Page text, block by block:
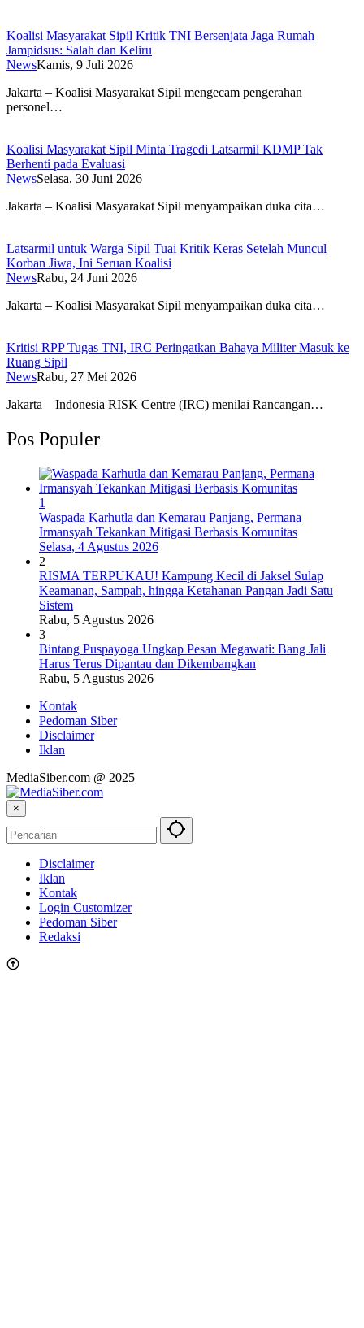
Koalisi Masyarakat Sipil Kritik TNI Bersenjata Jaga Rumah
Jampidsus: Salah dan Keliru
NewsKamis, 9 Juli 2026
Jakarta – Koalisi Masyarakat Sipil mengecam pengerahan
personel…
Koalisi Masyarakat Sipil Minta Tragedi Latsarmil KDMP Tak
Berhenti pada Evaluasi
NewsSelasa, 30 Juni 2026
Jakarta – Koalisi Masyarakat Sipil menyampaikan duka cita…
Latsarmil untuk Warga Sipil Tuai Kritik Keras Setelah Muncul
Korban Jiwa, Ini Seruan Koalisi
NewsRabu, 24 Juni 2026
Jakarta – Koalisi Masyarakat Sipil menyampaikan duka cita…
Kritisi RPP Tugas TNI, IRC Peringatkan Bahaya Militer Masuk ke
Ruang Sipil
NewsRabu, 27 Mei 2026
Jakarta – Indonesia RISK Centre (IRC) menilai Rancangan…
Pos Populer
1
Waspada Karhutla dan Kemarau Panjang, Permana
Irmansyah Tekankan Mitigasi Berbasis Komunitas
Selasa, 4 Agustus 2026
2
RISMA TERPUKAU! Kampung Kecil di Jaksel Sulap
Keamanan, Sampah, hingga Ketahanan Pangan Jadi Satu
Sistem
Rabu, 5 Agustus 2026
3
Bintang Puspayoga Ungkap Pesan Megawati: Bang Jali
Harus Terus Dipantau dan Dikembangkan
Rabu, 5 Agustus 2026
Kontak
Pedoman Siber
Disclaimer
Iklan
MediaSiber.com @ 2025
×
Disclaimer
Iklan
Kontak
Login Customizer
Pedoman Siber
Redaksi